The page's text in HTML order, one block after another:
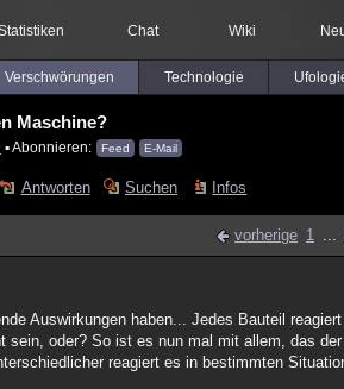
Chat Wiki
Verschwörungen Technologie
Maschine?
▪ Abonnieren: Feed E-Mail
Antworten Suchen Infos
vorherige 1 ...
Auswirkungen haben... Jedes Bauteil
oder? So ist es nun mal mit allem, das
reagiert es in bestimmten